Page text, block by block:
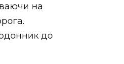
на
до